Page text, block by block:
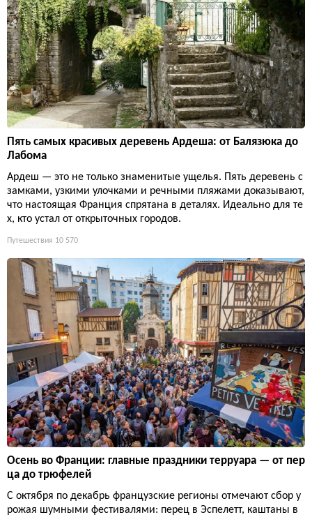
Пять самых красивых деревень Ардеша: от Балязюка до
Лабома
Ардеш — это не только знаменитые ущелья. Пять деревень с
замками, узкими улочками и речными пляжами доказывают,
что настоящая Франция спрятана в деталях. Идеально для те
х, кто устал от открыточных городов.
Путешествия 10 570
Осень во Франции: главные праздники терруара — от пер
ца до трюфелей
С октября по декабрь французские регионы отмечают сбор у
рожая шумными фестивалями: перец в Эспелетт, каштаны в